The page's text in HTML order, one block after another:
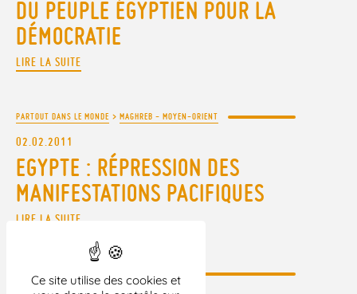
Ce site utilise des cookies et
DU PEUPLE ÉGYPTIEN POUR LA
DÉMOCRATIE
LIRE LA SUITE
PARTOUT DANS LE MONDE > MAGHREB - MOYEN-ORIENT
02.02.2011
EGYPTE : RÉPRESSION DES
MANIFESTATIONS PACIFIQUES
LIRE LA SUITE
PARTOUT DANS LE MONDE >